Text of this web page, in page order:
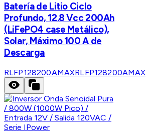
Batería de Litio Ciclo
Profundo, 12.8 Vcc 200Ah
(LiFePO4 case Metálico),
Solar, Máximo 100 A de
Descarga
RLFP128200AMAXRLFP128200AMAX